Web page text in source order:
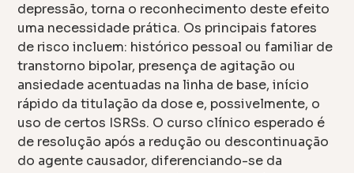
depressão, torna o reconhecimento deste efeito
uma necessidade prática. Os principais fatores
de risco incluem: histórico pessoal ou familiar de
transtorno bipolar, presença de agitação ou
ansiedade acentuadas na linha de base, início
rápido da titulação da dose e, possivelmente, o
uso de certos ISRSs. O curso clínico esperado é
de resolução após a redução ou descontinuação
do agente causador, diferenciando-se da